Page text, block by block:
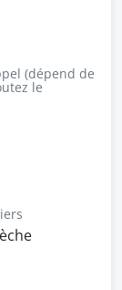
(dépend de
le